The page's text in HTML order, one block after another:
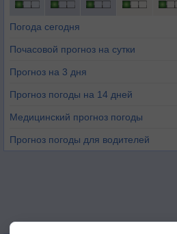
Погода сегодня
Почасовой прогноз на сутки
Прогноз на 3 дня
Прогноз погоды на 14 дней
Медицинский прогноз погоды
Прогноз погоды для водителей